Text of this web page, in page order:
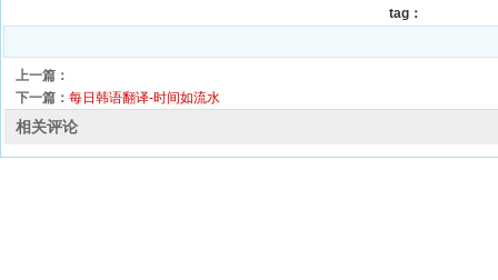
tag：
上一篇：
下一篇： 每日韩语翻译-时间如流水
相关评论